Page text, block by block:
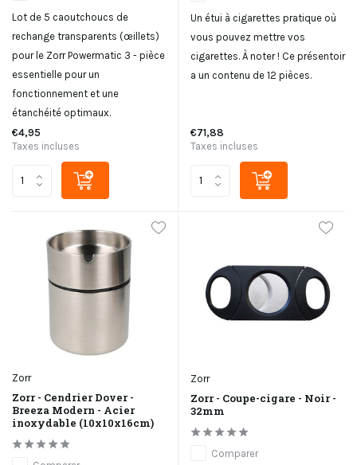
Lot de 5 caoutchoucs de
rechange transparents (œillets)
pour le Zorr Powermatic 3 - pièce
essentielle pour un
fonctionnement et une
étanchéité optimaux.
€4,95
Taxes incluses
Un étui à cigarettes pratique où
vous pouvez mettre vos
cigarettes. À noter ! Ce présentoir
a un contenu de 12 pièces.
€71,88
Taxes incluses
Zorr
Zorr - Cendrier Dover -
Breeza Modern - Acier
inoxydable (10x10x16cm)
Zorr
Zorr - Coupe-cigare - Noir -
32mm
Comparer